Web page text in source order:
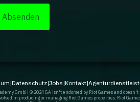
|Datenschutz|Jobs|Kontakt|
GmbH © 2024 GA isn't endorsed by Riot Games and
in producing or managing Riot Games properties. Riot